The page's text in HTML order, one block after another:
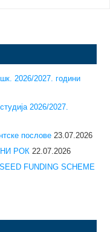
2026/2027. години
2026/2027.
послове 23.07.2026
РОК 22.07.2026
FUNDING SCHEME